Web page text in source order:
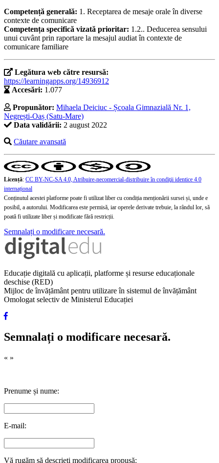
Competență generală: 1. Receptarea de mesaje orale în diverse
contexte de comunicare
Competența specifică vizată prioritar: 1.2.. Deducerea sensului
unui cuvânt prin raportare la mesajul audiat în contexte de
comunicare familiare
Legătura web către resursă:
https://learningapps.org/14936912
Accesări: 1.077
Propunător: Mihaela Deiciuc - Școala Gimnazială Nr. 1,
Negrești-Oaș (Satu-Mare)
Data validării: 2 august 2022
Căutare avansată
Licență: CC BY-NC-SA 4.0, Atribuire-necomercial-distribuire în condiţii identice 4.0
internațional
Conținutul acestei platforme poate fi utilizat liber cu condiția menționării sursei și, unde e
posibil, a autorului. Modificarea este permisă, iar operele derivate trebuie, la rândul lor, să
poată fi utilizate liber și modificate fără restricții.
Semnalați o modificare necesară.
Educație digitală cu aplicații, platforme și resurse educaționale
deschise (RED)
Mijloc de învățământ pentru utilizare în sistemul de învățământ
Omologat selectiv de Ministerul Educației
Semnalați o modificare necesară.
« »
Prenume și nume:
E-mail:
Vă rugăm să descrieți modificarea propusă: